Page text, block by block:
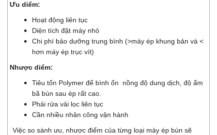
Ưu diểm:
Hoạt động liên tục
Diện tích đặt máy nhỏ
Chi phí bảo dưỡng trung bình (>máy ép khung bản và <
hơn máy ép trục vít)
Nhược diểm:
Tiêu tốn Polymer để bình ổn nồng độ dung dịch, độ ẩm
bã bùn sau ép rất cao.
Phải rửa vải lọc liên tục
Cần nhiều nhân công vận hành
Việc so sánh ưu, nhược điểm của từng loại máy ép bùn sẽ